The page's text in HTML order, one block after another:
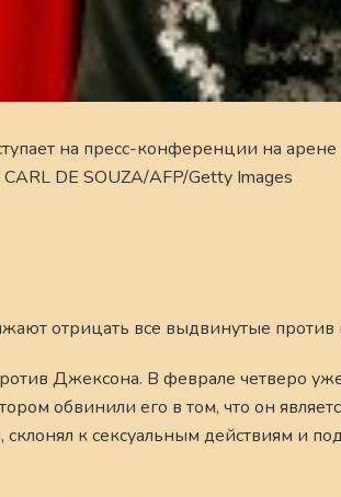
на пресс-конференции на
DE SOUZA/AFP/Getty Images
отрицать все выдвинутые против
Джексона. В феврале четверо
обвинили его в том, что он
к сексуальным действиям и